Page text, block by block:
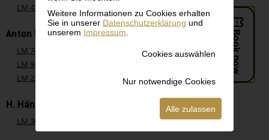
Weitere Informationen zu Cookies erhalten
Sie in unserer Datenschutzerklärung und
unserem Impressum
Cookies auswählen
Nur notwendige Cookies
Alle zulassen
LM 4121
Anton Hansch
LM 746
Anton Hansch, Baumstudie
LM 947
LM 2251
Anton Hansch, Zwei alte Eichen
H. Hänschl
LM 3638 H. Hänschl, Stürmischer Abend